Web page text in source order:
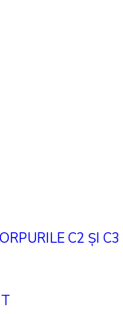
C2 ȘI